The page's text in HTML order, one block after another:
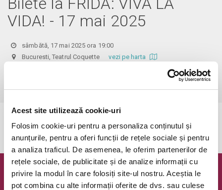
Acest site utilizează cookie-uri
Folosim cookie-uri pentru a personaliza conținutul și
anunțurile, pentru a oferi funcții de rețele sociale și pentru
a analiza traficul. De asemenea, le oferim partenerilor de
rețele sociale, de publicitate și de analize informații cu
privire la modul în care folosiți site-ul nostru. Aceștia le
pot combina cu alte informații oferite de dvs. sau culese
VIDA! - 17 mai 2025
sâmbătă, 17 mai 2025 ora 19:00
Bucuresti, Teatrul Coquettevezi pe harta
Dupa ora inceperii reprezentatiei biletele isi pierd valabilitatea, iar
Newsletter @ Bilete.ro